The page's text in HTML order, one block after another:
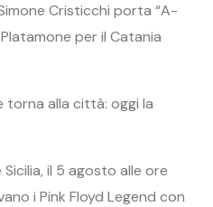
Cristicchi porta “A-
per il Catania
torna alla città: oggi la
il 5 agosto alle ore
i Pink Floyd Legend con